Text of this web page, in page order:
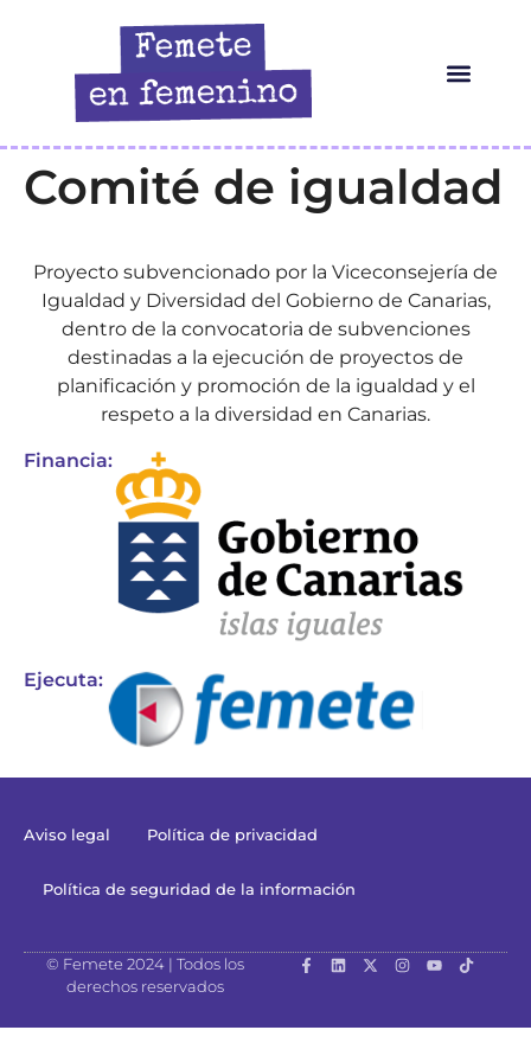
Comité de igualdad
Proyecto subvencionado por la Viceconsejería de
Igualdad y Diversidad del Gobierno de Canarias,
dentro de la convocatoria de subvenciones
destinadas a la ejecución de proyectos de
planificación y promoción de la igualdad y el
respeto a la diversidad en Canarias.
Financia:
Ejecuta:
Aviso legal Política de privacidad
Política de seguridad de la información
© Femete 2024 | Todos los
derechos reservados